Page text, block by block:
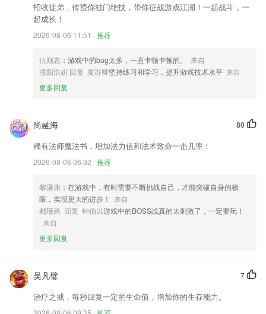
新版本提升稳定性
动态老照片
体积非常小不占用存储空间，轻松解决任何数学问题
新增做任务获得积分
更新聊天室功能
联系我们
化修改。
招收徒弟，传授你独门绝技，带你征战游戏江湖！一起战斗，一
起成长！
2026-08-06 11:51 推荐
仇顺志 ：游戏中的bug太多，一直卡顿卡顿的。
来自
濮阳浩妍 回复 夏群卿坚持练习和学习，提升游戏技术水平 来自
更多回复
80
尚融海
稀有法师魔法书，增加法力值和法术致命一击几率！
2026-08-06 06:32 推荐
黎谦康 ：在游戏中，有时需要不断挑战自己，才能突破自身的极
限，实现更大的进步！
来自
都瑾昌 回复 钟伯以游戏中的BOSS战真的太刺激了，一定要玩！
来自
更多回复
7
吴凡璧
治疗之戒，每秒回复一定的生命值，增加你的生存能力。